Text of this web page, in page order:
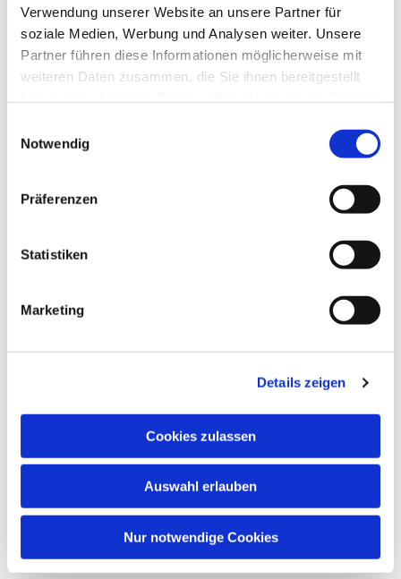
Verwendung unserer Website an unsere Partner für
soziale Medien, Werbung und Analysen weiter. Unsere
Partner führen diese Informationen möglicherweise mit
weiteren Daten zusammen, die Sie ihnen bereitgestellt
Notwendig
Präferenzen
Statistiken
Marketing
Details zeigen
Cookies zulassen
Auswahl erlauben
Nur notwendige Cookies